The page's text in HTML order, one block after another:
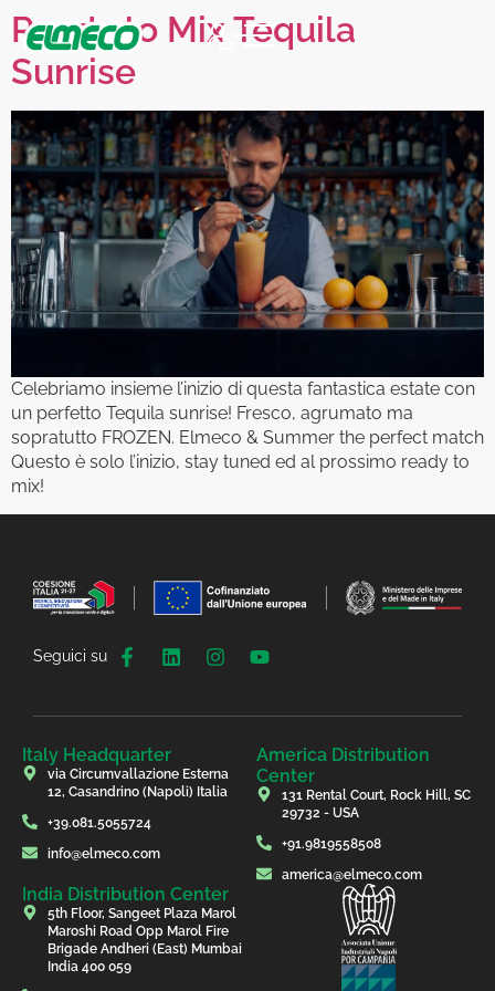
Ready to Mix Tequila
Sunrise
Celebriamo insieme l’inizio di questa fantastica estate con
un perfetto Tequila sunrise! Fresco, agrumato ma
sopratutto FROZEN. Elmeco & Summer the perfect match
Questo è solo l’inizio, stay tuned ed al prossimo ready to
mix!
Seguici su
Italy Headquarter
via Circumvallazione Esterna
12, Casandrino (Napoli) Italia
+39.081.5055724
info@elmeco.com
America Distribution
Center
131 Rental Court, Rock Hill, SC
29732 - USA
+91.9819558508
america@elmeco.com
India Distribution Center
5th Floor, Sangeet Plaza Marol
Maroshi Road Opp Marol Fire
Brigade Andheri (East) Mumbai
India 400 059